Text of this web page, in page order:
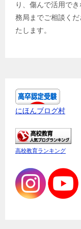
り、傷んで活用で
務局までご相談く
たします。
にほんブログ村
高校教育ランキング